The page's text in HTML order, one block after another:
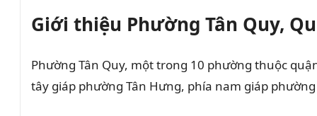
Giới thiệu Phường Tân Quy,
Phường Tân Quy, một trong 10 phường thuộc
tây giáp phường Tân Hưng, phía nam giáp